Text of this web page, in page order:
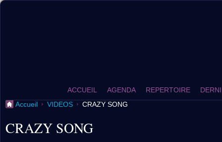
ACCUEIL AGENDA REPERTOIRE
Accueil
VIDEOS CRAZY SONG
CRAZY SONG